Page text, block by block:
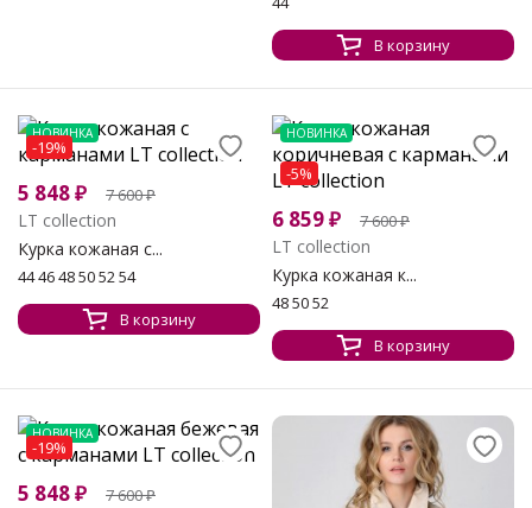
В корзину
НОВИНКА
-19%
5 848₽ 7 600₽
LT collection
Курка кожаная с...
44 46 48 50 52 54
В корзину
НОВИНКА
-5%
6 859₽ 7 600₽
LT collection
Курка кожаная к...
48 50 52
В корзину
НОВИНКА
-19%
5 848₽ 7 600₽